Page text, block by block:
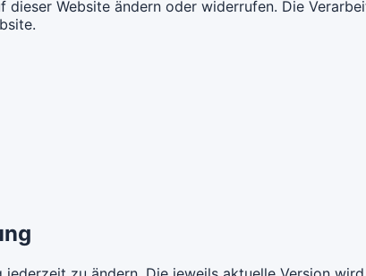
Website ändern oder widerrufen. Die